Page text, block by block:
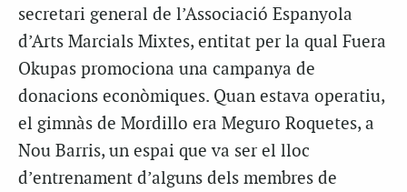
secretari general de l’Associació Espanyola
d’Arts Marcials Mixtes, entitat per la qual Fuera
Okupas promociona una campanya de
donacions econòmiques. Quan estava operatiu,
el gimnàs de Mordillo era Meguro Roquetes, a
Nou Barris, un espai que va ser el lloc
d’entrenament d’alguns dels membres de